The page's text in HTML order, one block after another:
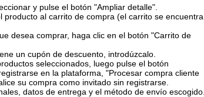
y pulse el botón "Ampliar detalle".
producto al carrito de compra (el carrito se encuentra
desea comprar, haga clic en el botón "Carrito de
un cupón de descuento, introdúzcalo.
seleccionados, luego pulse el botón
en la plataforma, "Procesar compra cliente
su compra como invitado sin registrarse.
datos de entrega y el método de envío escogido.